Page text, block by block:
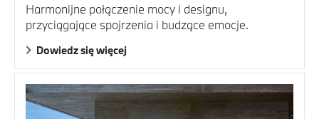
Harmonijne połączenie mocy i designu,
przyciągające spojrzenia i budzące emocje.
Dowiedz się więcej